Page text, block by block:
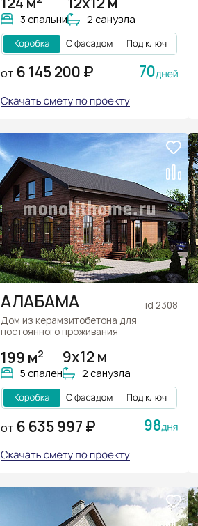
3 спальни
2 санузла
ОТ 6 145 200 ₽ 70
АЛАБАМА
id 2308
Дом из керамзитобетона для
постоянного проживания
199 м2
5 спален
9x12 м
2 санузла
ОТ 6 635 997 ₽ 98